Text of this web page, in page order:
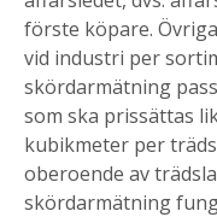
förste köpare.
vid industri per
skördarmätning
som ska prissättas
kubikmeter per
oberoende av
skördarmätning